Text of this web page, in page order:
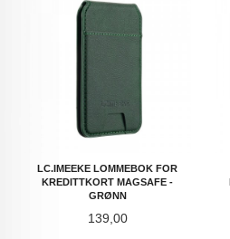
LC.IMEEKE LOMMEBOK FOR
KREDITTKORT MAGSAFE -
GRØNN
Pris
139,00